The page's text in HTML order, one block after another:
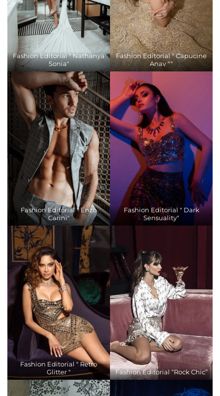
Fashion Editorial " Nathanya
Sonia"
Fashion Editorial " Capucine
Anav ""
Fashion Editorial " Enzo
Carini"
Fashion Editorial " Dark
Sensuality"
Fashion Editorial " Retro
Glitter "
Fashion Editorial “Rock Chic”